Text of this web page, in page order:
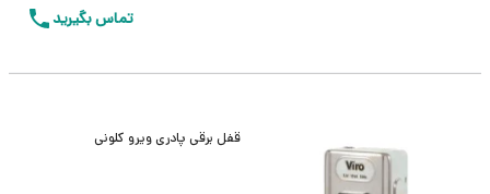
تماس بگیرید
قفل برقی پادری ویرو کلونی